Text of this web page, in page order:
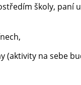
školy, paní
(aktivity na sebe